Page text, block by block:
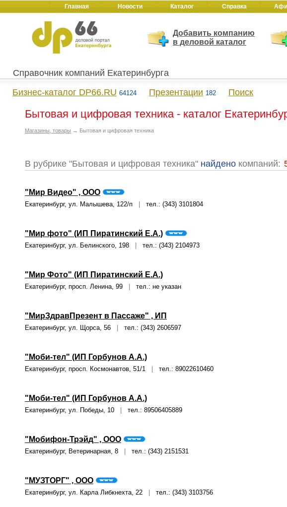
Главная Новости Каталог Справка
Добавить компанию
в деловой каталог
Справочник компаний Екатеринбурга
Бизнес-каталог DP66.RU 64124 Презентации 182 Поиск
Бытовая и цифровая техника - каталог
Магазины, товары → Бытовая и цифровая техника
В рубрике "Бытовая и цифровая техника" найдено компаний:
"Мир Видео" , ООО
Екатеринбург, ул. Малышева, 122/п тел.: (343) 3101804
"Мир фото" (ИП Пиратинский Е.А.)
Екатеринбург, ул. Белинского, 198 тел.: (343) 2104973
"Мир Фото" (ИП Пиратинский Е.А.)
Екатеринбург, просп. Ленина, 99 тел.: не указан
"МирЗдравПрезент в Пассаже" , ИП
Екатеринбург, ул. Щорса, 56 тел.: (343) 2606597
"Моби-тел" (ИП Горбунов А.А.)
Екатеринбург, просп. Космонавтов, 51/1 тел.: 89022610460
"Моби-тел" (ИП Горбунов А.А.)
Екатеринбург, ул. Победы, 10 тел.: 89506405889
"Мобифон-Трэйд" , ООО
Екатеринбург, Ветеринарная, 8 тел.: (343) 2151531
"МУЗТОРГ" , ООО
Екатеринбург, ул. Карла Либкнехта, 22 тел.: (343) 3103756